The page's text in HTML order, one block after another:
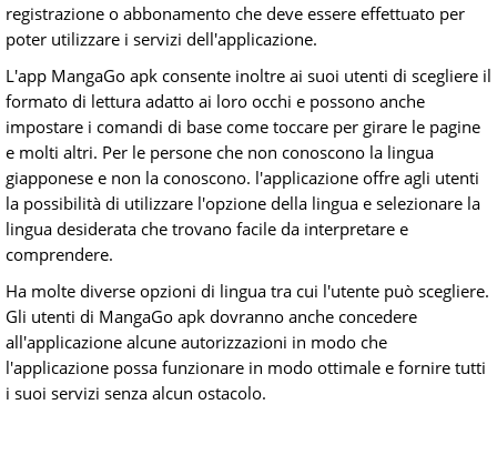
registrazione o abbonamento che deve essere effettuato per
poter utilizzare i servizi dell'applicazione.
L'app MangaGo apk consente inoltre ai suoi utenti di scegliere il
formato di lettura adatto ai loro occhi e possono anche
impostare i comandi di base come toccare per girare le pagine
e molti altri. Per le persone che non conoscono la lingua
giapponese e non la conoscono. l'applicazione offre agli utenti
la possibilità di utilizzare l'opzione della lingua e selezionare la
lingua desiderata che trovano facile da interpretare e
comprendere.
Ha molte diverse opzioni di lingua tra cui l'utente può scegliere.
Gli utenti di MangaGo apk dovranno anche concedere
all'applicazione alcune autorizzazioni in modo che
l'applicazione possa funzionare in modo ottimale e fornire tutti
i suoi servizi senza alcun ostacolo.